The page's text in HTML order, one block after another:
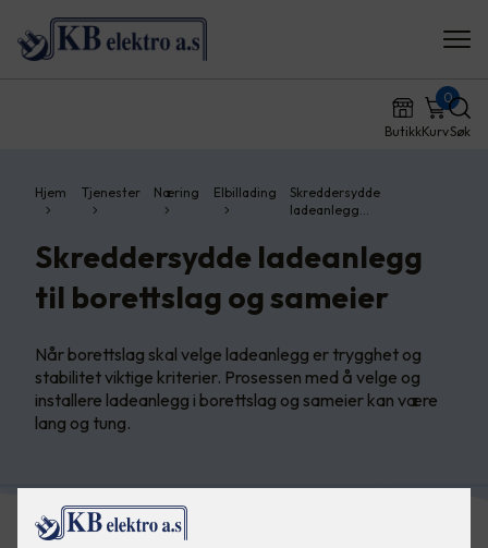
ButikkKurv
0
Søk
Hjem Tjenester Næring Elbillading
Skreddersydde
ladeanlegg…
Skreddersydde ladeanlegg
til borettslag og sameier
Når borettslag skal velge ladeanlegg er trygghet og
stabilitet viktige kriterier. Prosessen med å velge og
installere ladeanlegg i borettslag og sameier kan være
lang og tung.